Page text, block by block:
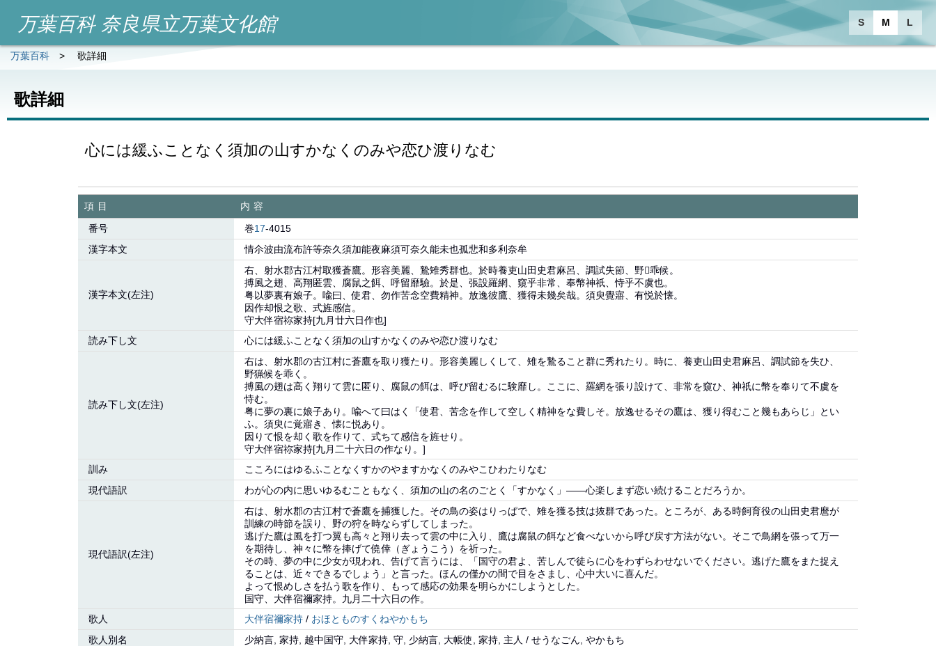
S M L
万葉百科 奈良県立万葉文化館
万葉百科 > 歌詳細
歌詳細
心には緩ふことなく須加の山すかなくのみや恋ひ渡りなむ
項目
内容
番号
巻17-4015
漢字本文
情尒波由流布許等奈久須加能夜麻須可奈久能未也孤悲和多利奈牟
漢字本文(左注)
右、射水郡古江村取獲蒼鷹。形容美麗、鷙雉秀群也。於時養吏山田史君麻呂、調試失節、野乖候。
搏風之翅、高翔匿雲、腐鼠之餌、呼留靡驗。於是、張設羅網、窺乎非常、奉幣神祇、恃乎不虞也。
粤以夢裏有娘子。喩曰、使君、勿作苦念空費精神。放逸彼鷹、獲得未幾矣哉。須臾覺寤、有悦於懐。
因作却恨之歌、式旌感信。
守大伴宿祢家持[九月廿六日作也]
読み下し文
心には緩ふことなく須加の山すかなくのみや恋ひ渡りなむ
読み下し文(左注)
右は、射水郡の古江村に蒼鷹を取り獲たり。形容美麗しくして、雉を鷙ること群に秀れたり。時に、養吏山田史君麻呂、調試節を失ひ、
野猟候を乖く。
搏風の翅は高く翔りて雲に匿り、腐鼠の餌は、呼び留むるに験靡し。ここに、羅網を張り設けて、非常を窺ひ、神祇に幣を奉りて不虞を
恃む。
粤に夢の裏に娘子あり。喩へて曰はく「使君、苦念を作して空しく精神をな費しそ。放逸せるその鷹は、獲り得むこと幾もあらじ」とい
ふ。須臾に覚寤き、懐に悦あり。
因りて恨を却く歌を作りて、式ちて感信を旌せり。
守大伴宿祢家持[九月二十六日の作なり。]
訓み
こころにはゆるふことなくすかのやますかなくのみやこひわたりなむ
現代語訳
わが心の内に思いゆるむこともなく、須加の山の名のごとく「すかなく」――心楽しまず恋い続けることだろうか。
現代語訳(左注)
右は、射水郡の古江村で蒼鷹を捕獲した。その鳥の姿はりっぱで、雉を獲る技は抜群であった。ところが、ある時飼育役の山田史君麿が
訓練の時節を誤り、野の狩を時ならずしてしまった。
逃げた鷹は風を打つ翼も高々と翔り去って雲の中に入り、鷹は腐鼠の餌など食べないから呼び戻す方法がない。そこで鳥網を張って万一
を期待し、神々に幣を捧げて僥倖（ぎょうこう）を祈った。
その時、夢の中に少女が現われ、告げて言うには、「国守の君よ、苦しんで徒らに心をわずらわせないでください。逃げた鷹をまた捉え
ることは、近々できるでしょう」と言った。ほんの僅かの間で目をさまし、心中大いに喜んだ。
よって恨めしさを払う歌を作り、もって感応の効果を明らかにしようとした。
国守、大伴宿禰家持。九月二十六日の作。
歌人
大伴宿禰家持 / おほとものすくねやかもち
歌人別名
少納言, 家持, 越中国守, 大伴家持, 守, 少納言, 大帳使, 家持, 主人 / せうなごん, やかもち